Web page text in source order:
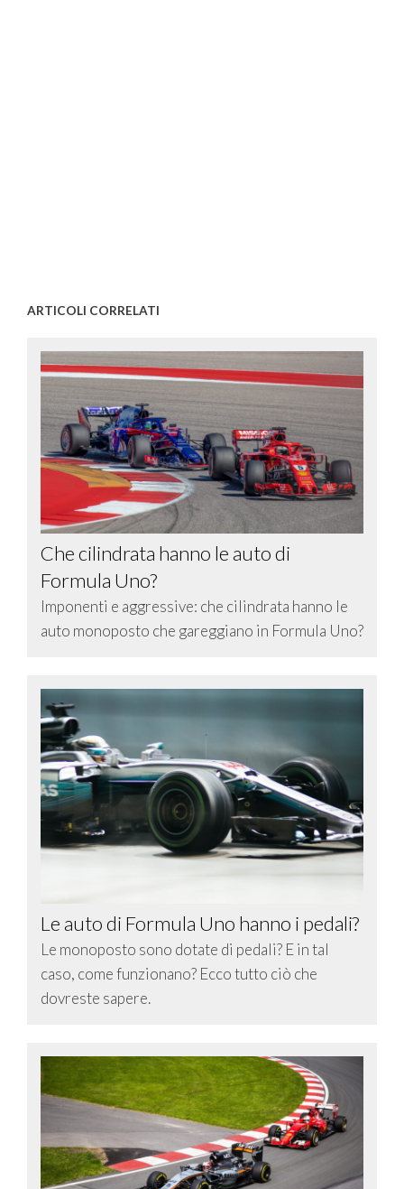
ARTICOLI CORRELATI
Che cilindrata hanno le auto di
Formula Uno?
Imponenti e aggressive: che cilindrata hanno le
auto monoposto che gareggiano in Formula Uno?
Le auto di Formula Uno hanno i pedali?
Le monoposto sono dotate di pedali? E in tal
caso, come funzionano? Ecco tutto ciò che
dovreste sapere.